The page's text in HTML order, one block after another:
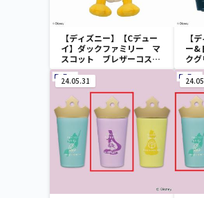
【ディズニー】【Cデュー
イ】ダックファミリー マ
スコット ブレザーコスチ
ューム
【
ー&
ク
ッ
24.05.31